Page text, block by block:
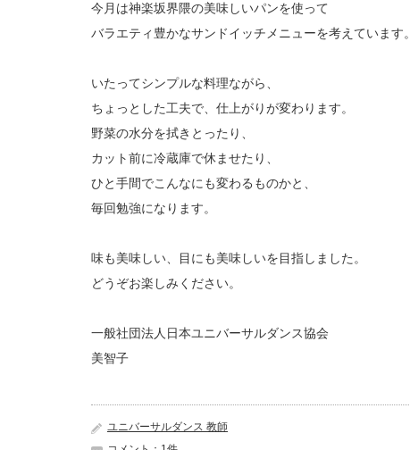
今月は神楽坂界隈の美味しいパンを使って
バラエティ豊かなサンドイッチメニューを考えています。
いたってシンプルな料理ながら、
ちょっとした工夫で、仕上がりが変わります。
野菜の水分を拭きとったり、
カット前に冷蔵庫で休ませたり、
ひと手間でこんなにも変わるものかと、
毎回勉強になります。
味も美味しい、目にも美味しいを目指しました。
どうぞお楽しみください。
一般社団法人日本ユニバーサルダンス協会
美智子
ユニバーサルダンス 教師